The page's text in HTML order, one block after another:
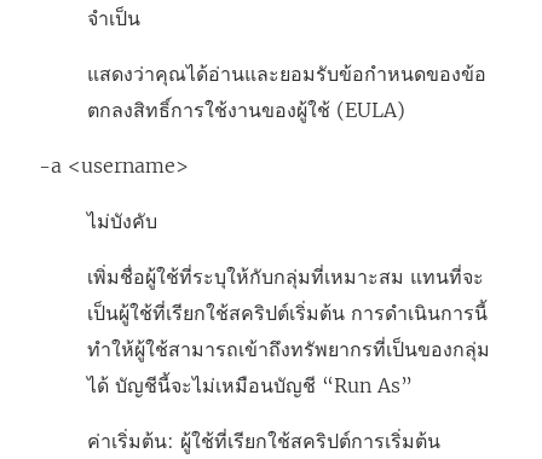
จำเป็น
แสดงว่าคุณได้อ่านและยอมรับข้อกำหนดของข้อ
ตกลงสิทธิ์การใช้งานของผู้ใช้ (EULA)
-a <username>
ไม่บังคับ
เพิ่มชื่อผู้ใช้ที่ระบุให้กับกลุ่มที่เหมาะสม แทนที่จะ
เป็นผู้ใช้ที่เรียกใช้สคริปต์เริ่มต้น การดำเนินการนี้
ทำให้ผู้ใช้สามารถเข้าถึงทรัพยากรที่เป็นของกลุ่ม
ได้ บัญชีนี้จะไม่เหมือนบัญชี “Run As”
ค่าเริ่มต้น: ผู้ใช้ที่เรียกใช้สคริปต์การเริ่มต้น